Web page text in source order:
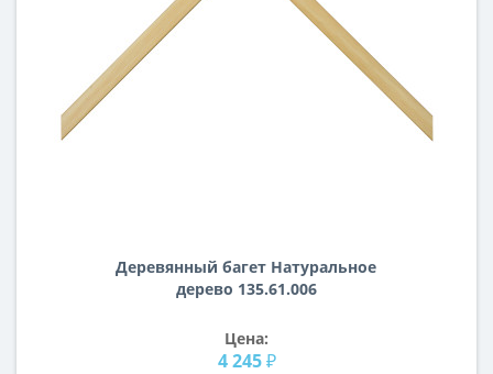
Деревянный багет Натуральное
дерево 135.61.006
Цена:
4 245 ₽